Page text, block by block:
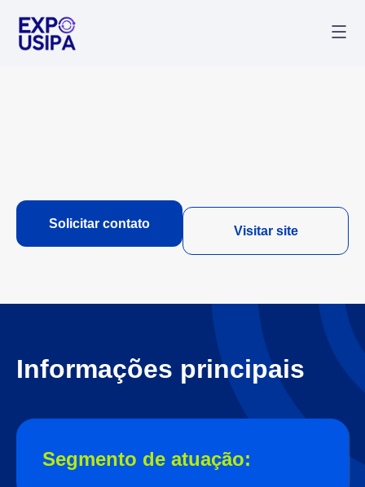
Solicitar contato
Visitar site
Informações principais
Segmento de atuação: